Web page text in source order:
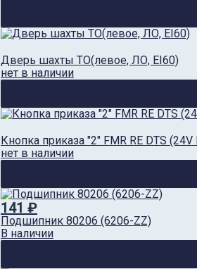
Дверь шахты ТО(левое, ЛО, EI60)
нет в наличии
Кнопка приказа "2" FMR RE DTS
нет в наличии
141 ₽
Подшипник 80206 (6206-ZZ)
В наличии